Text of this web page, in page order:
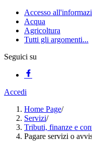
Accesso
Acqua
Agricoltura
Tutti gli argomenti...
Seguici su
Accedi
Home Page/
Servizi/
Tributi, finanze e
Pagare servizi o